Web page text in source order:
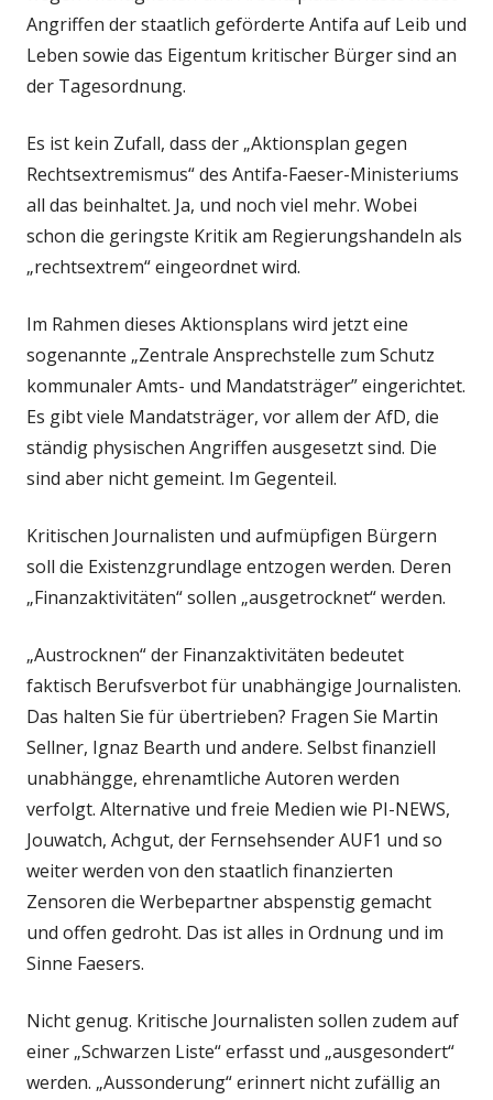
Angriffen der staatlich geförderte Antifa auf Leib und
Leben sowie das Eigentum kritischer Bürger sind an
der Tagesordnung.
Es ist kein Zufall, dass der „Aktionsplan gegen
Rechtsextremismus“ des Antifa-Faeser-Ministeriums
all das beinhaltet. Ja, und noch viel mehr. Wobei
schon die geringste Kritik am Regierungshandeln als
„rechtsextrem“ eingeordnet wird.
Im Rahmen dieses Aktionsplans wird jetzt eine
sogenannte „Zentrale Ansprechstelle zum Schutz
kommunaler Amts- und Mandatsträger” eingerichtet.
Es gibt viele Mandatsträger, vor allem der AfD, die
ständig physischen Angriffen ausgesetzt sind. Die
sind aber nicht gemeint. Im Gegenteil.
Kritischen Journalisten und aufmüpfigen Bürgern
soll die Existenzgrundlage entzogen werden. Deren
„Finanzaktivitäten“ sollen „ausgetrocknet“ werden.
„Austrocknen“ der Finanzaktivitäten bedeutet
faktisch Berufsverbot für unabhängige Journalisten.
Das halten Sie für übertrieben? Fragen Sie Martin
Sellner, Ignaz Bearth und andere. Selbst finanziell
unabhängge, ehrenamtliche Autoren werden
verfolgt. Alternative und freie Medien wie PI-NEWS,
Jouwatch, Achgut, der Fernsehsender AUF1 und so
weiter werden von den staatlich finanzierten
Zensoren die Werbepartner abspenstig gemacht
und offen gedroht. Das ist alles in Ordnung und im
Sinne Faesers.
Nicht genug. Kritische Journalisten sollen zudem auf
einer „Schwarzen Liste“ erfasst und „ausgesondert“
werden. „Aussonderung“ erinnert nicht zufällig an